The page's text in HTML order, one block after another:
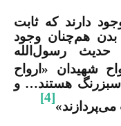
دارند که ثابت
بدن هم‌چنان وجود
حدیث رسول‌الله
شهیدان «ارواح
هستند… و
[4]